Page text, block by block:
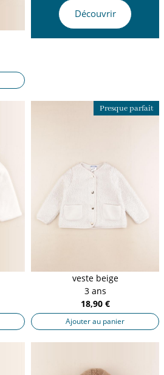
Presque parfait
veste beige
3 ans
18,90 €
Ajouter au panier
Découvrir